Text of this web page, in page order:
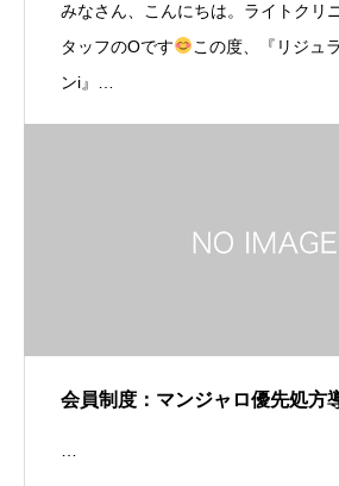
みなさん、こんにちは。ライトクリ
タッフのOです
この度、『リジュ
ンi』…
会員制度：マンジャロ優先処方